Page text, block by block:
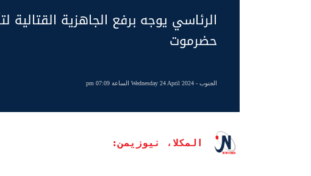
الرئاسي يوجه برفع الجاهزية
حضرموت
الجنوب- Wednesday 24 April 2024 الساعة 07:09 pm
المكلا، نيوزيمن: